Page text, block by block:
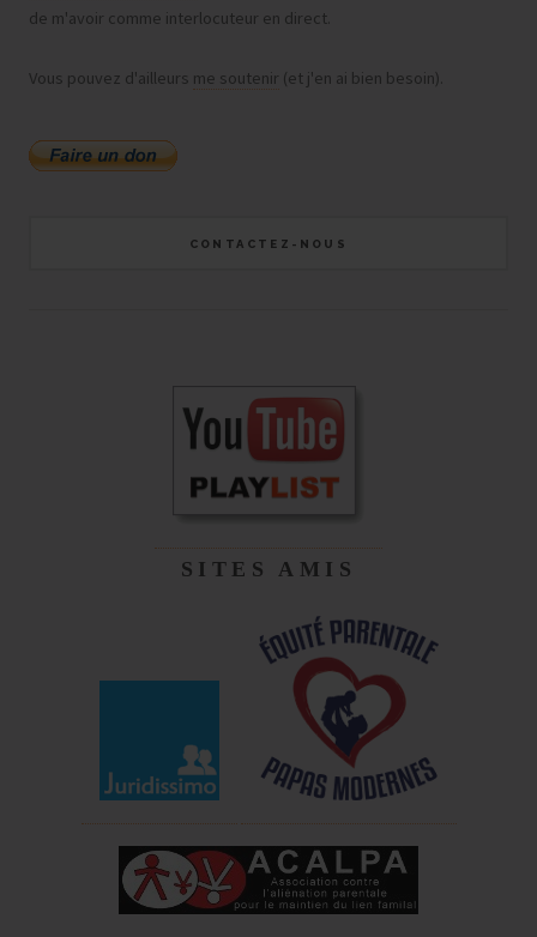
de m'avoir comme interlocuteur en direct.
Vous pouvez d'ailleurs me soutenir (et j'en ai bien besoin).
CONTACTEZ-NOUS
SITES AMIS